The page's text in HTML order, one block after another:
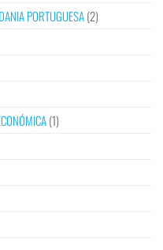
PORTUGUESA(2)
(1)